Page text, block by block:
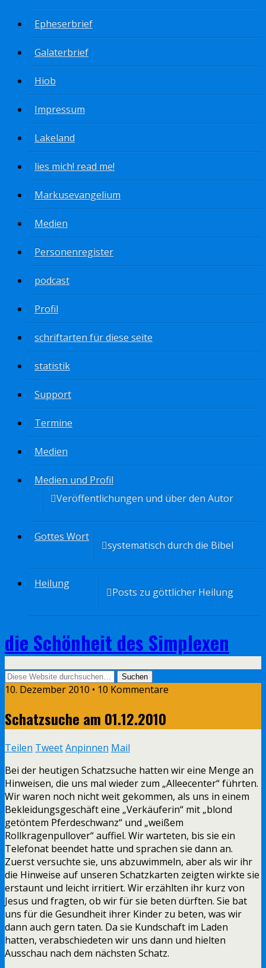
Epheserbrief
Galaterbrief
Hiob
Impressum
Lakeland
lies mich! read me!
Markusevangelium
Medien
Personenregister
podcast
Profil
schriftarten für diese seite
statistik
Support
Termine
Medien
Medien und Profil
Veröffentlichungen und über den Autor
Gottes Wort
systematisch durch die Bibel
Heilung
Posts zu göttlicher Heilung
die Schönheit des Simplexen
10. Dezember 2010 • 10 Kommentare
Schatzsuche am 01.12.2010
Teilen TweetAnpinnen Mail
Bei der heutigen Schatzsuche hatten wir eine Menge an
Hinweisen, die uns mal wieder zum „Alleecenter“ führten.
Wir waren noch nicht weit gekommen, als uns in einem
Bekleidungsgeschäft eine „Verkäuferin“ mit „blond
getöntem Pferdeschwanz“ und „weißem
Rollkragenpullover“ auffiel. Wir warteten, bis sie ein
Telefonat beendet hatte und sprachen sie dann an.
Zuerst versuchte sie, uns abzuwimmeln, aber als wir ihr
die Hinweise auf unseren Schatzkarten zeigten wirkte sie
erstaunt und leicht irritiert. Wir erzählten ihr kurz von
Jesus und fragten, ob wir für sie beten dürften. Sie bat
uns für die Gesundheit ihrer Kinder zu beten, was wir
dann auch gern taten. Da sie Kundschaft im Laden
hatten, verabschiedeten wir uns dann und hielten
Ausschau nach dem nächsten Schatz.